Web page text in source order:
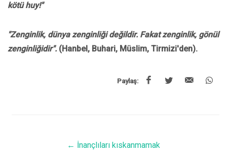
kötü huy!"
"Zenginlik, dünya zenginliği değildir. Fakat zenginlik, gönül
zenginliğidir". (Hanbel, Buhari, Müslim, Tirmizi'den).
Paylaş:
← İnançlıları kıskanmamak